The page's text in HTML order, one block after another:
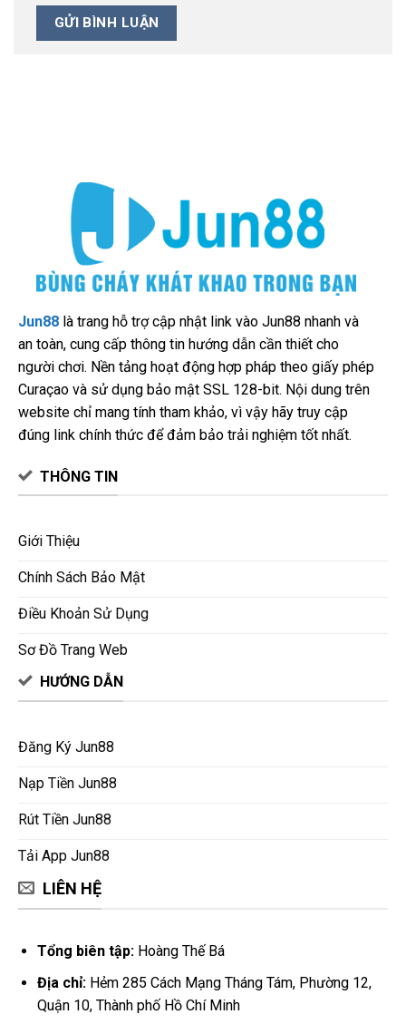
Jun88 là trang hỗ trợ cập nhật link vào Jun88 nhanh và
an toàn, cung cấp thông tin hướng dẫn cần thiết cho
người chơi. Nền tảng hoạt động hợp pháp theo giấy phép
Curaçao và sử dụng bảo mật SSL 128-bit. Nội dung trên
website chỉ mang tính tham khảo, vì vậy hãy truy cập
đúng link chính thức để đảm bảo trải nghiệm tốt nhất.
THÔNG TIN
Giới Thiệu
Chính Sách Bảo Mật
Điều Khoản Sử Dụng
Sơ Đồ Trang Web
HƯỚNG DẪN
Đăng Ký Jun88
Nạp Tiền Jun88
Rút Tiền Jun88
Tải App Jun88
LIÊN HỆ
Tổng biên tập:Hoàng Thế Bá
Địa chỉ:Hẻm 285 Cách Mạng Tháng Tám, Phường 12,
Quận 10, Thành phố Hồ Chí Minh